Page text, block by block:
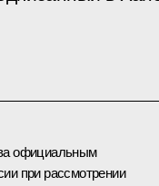
официальным
при рассмотрении